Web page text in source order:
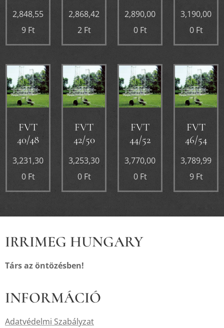
2,848,55
9Ft
2,868,42
2Ft
2,890,00
0Ft
3,190,00
0Ft
FVT
40/48
3,231,30
0Ft
FVT
42/50
3,253,30
0Ft
FVT
44/52
3,770,00
0Ft
FVT
46/54
3,789,99
9Ft
IRRIMEG HUNGARY
Társ az öntözésben!
INFORMÁCIÓ
Adatvédelmi Szabályzat